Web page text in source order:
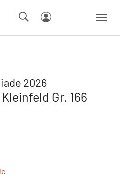
2026
Gr. 166